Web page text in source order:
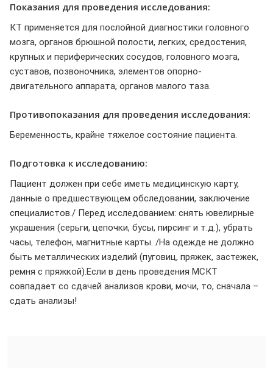
Показания для проведения исследования:
КТ применяется для послойной диагностики головного
мозга, органов брюшной полости, легких, средостения,
крупных и периферических сосудов, головного мозга,
суставов, позвоночника, элементов опорно-
двигательного аппарата, органов малого таза.
Противопоказания для проведения исследования:
Беременность, крайне тяжелое состояние пациента.
Подготовка к исследованию:
Пациент должен при себе иметь медицинскую карту,
данные о предшествующем обследовании, заключение
специалистов./ Перед исследованием: снять ювелирные
украшения (серьги, цепочки, бусы, пирсинг и т.д.), убрать
часы, телефон, магнитные карты. /На одежде не должно
быть металлических изделий (пуговиц, пряжек, застежек,
ремня с пряжкой).Если в день проведения МСКТ
совпадает со сдачей анализов крови, мочи, то, сначала –
сдать анализы!